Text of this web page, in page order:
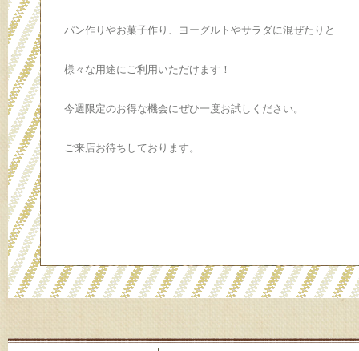
パン作りやお菓子作り、ヨーグルトやサラダに混ぜたりと
様々な用途にご利用いただけます！
今週限定のお得な機会にぜひ一度お試しください。
ご来店お待ちしております。